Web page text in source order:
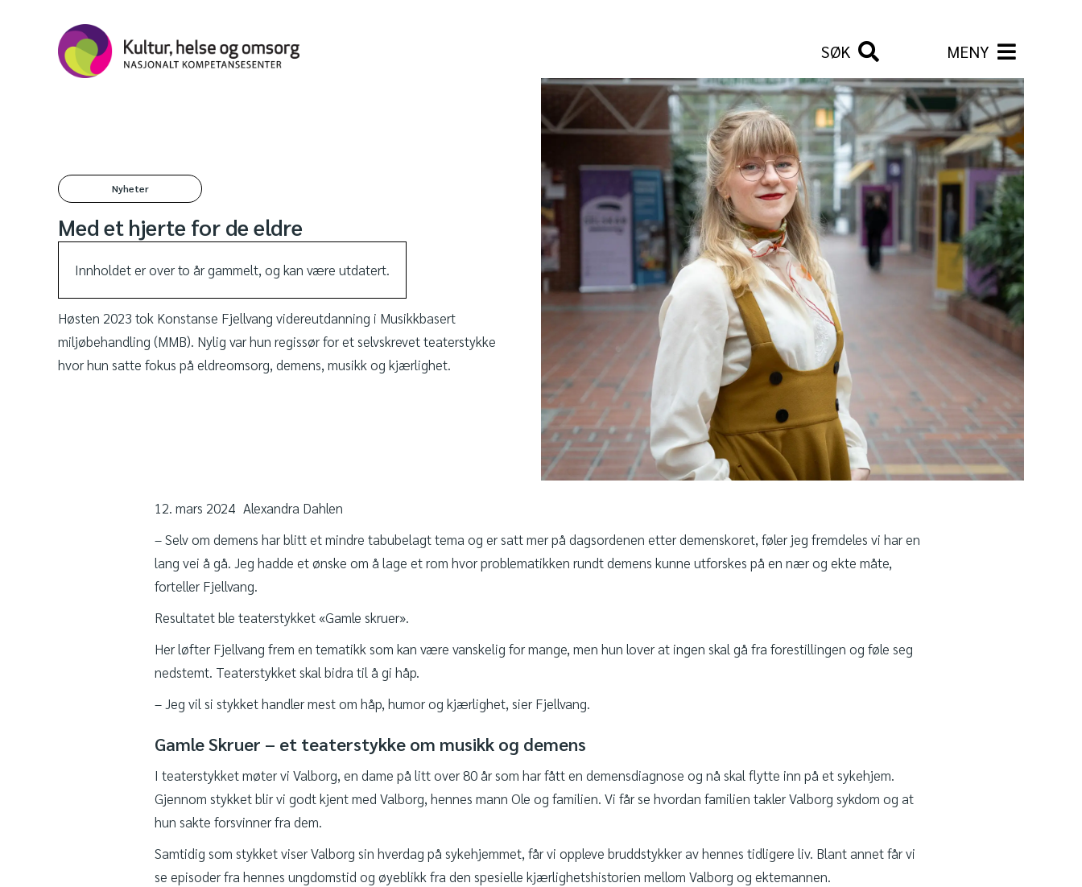
SØK MENY
Nyheter
Med et hjerte for de eldre
Innholdet er over to år gammelt, og kan være utdatert.
Høsten 2023 tok Konstanse Fjellvang videreutdanning i Musikkbasert
miljøbehandling (MMB). Nylig var hun regissør for et selvskrevet teaterstykke
hvor hun satte fokus på eldreomsorg, demens, musikk og kjærlighet.
12. mars 2024 Alexandra Dahlen
– Selv om demens har blitt et mindre tabubelagt tema og er satt mer på dagsordenen etter demenskoret, føler jeg fremdeles vi har en
lang vei å gå. Jeg hadde et ønske om å lage et rom hvor problematikken rundt demens kunne utforskes på en nær og ekte måte,
forteller Fjellvang.
Resultatet ble teaterstykket «Gamle skruer».
Her løfter Fjellvang frem en tematikk som kan være vanskelig for mange, men hun lover at ingen skal gå fra forestillingen og føle seg
nedstemt. Teaterstykket skal bidra til å gi håp.
– Jeg vil si stykket handler mest om håp, humor og kjærlighet, sier Fjellvang.
Gamle Skruer – et teaterstykke om musikk og demens
I teaterstykket møter vi Valborg, en dame på litt over 80 år som har fått en demensdiagnose og nå skal flytte inn på et sykehjem.
Gjennom stykket blir vi godt kjent med Valborg, hennes mann Ole og familien. Vi får se hvordan familien takler Valborg sykdom og at
hun sakte forsvinner fra dem.
Samtidig som stykket viser Valborg sin hverdag på sykehjemmet, får vi oppleve bruddstykker av hennes tidligere liv. Blant annet får vi
se episoder fra hennes ungdomstid og øyeblikk fra den spesielle kjærlighetshistorien mellom Valborg og ektemannen.